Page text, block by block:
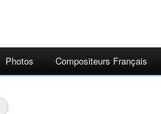
Photos Compositeurs Français